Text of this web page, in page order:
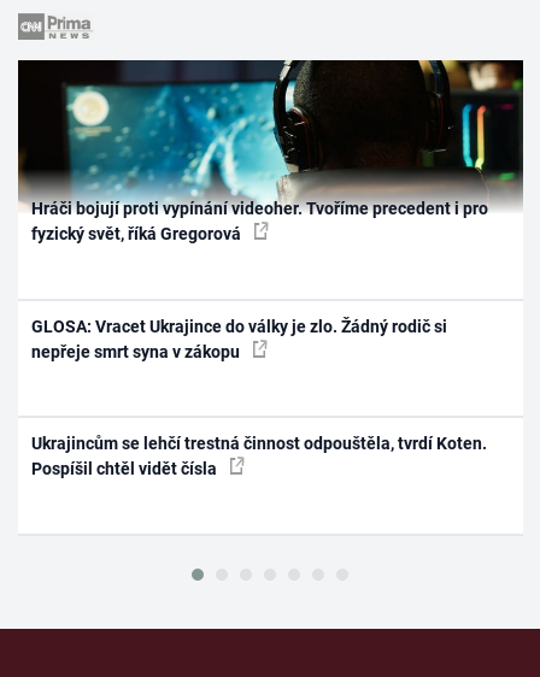
Hráči bojují proti vypínání videoher. Tvoříme precedent i pro
fyzický svět, říká Gregorová
GLOSA: Vracet Ukrajince do války je zlo. Žádný rodič si
nepřeje smrt syna v zákopu
Ukrajincům se lehčí trestná činnost odpouštěla, tvrdí Koten.
Pospíšil chtěl vidět čísla